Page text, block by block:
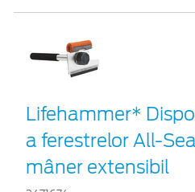
Lifehammer*
a ferestrelor All-
mâner extensibil